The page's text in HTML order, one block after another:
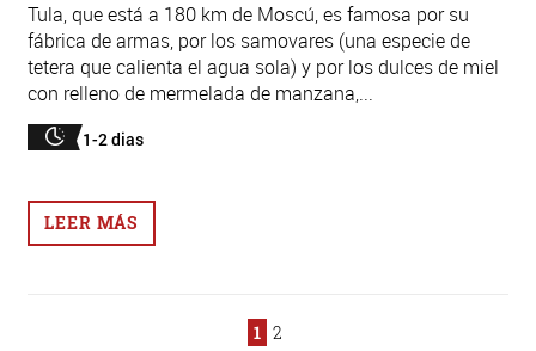
Tula, que está a 180 km de Moscú, es famosa por su
fábrica de armas, por los samovares (una especie de
tetera que calienta el agua sola) y por los dulces de miel
con relleno de mermelada de manzana,...
1-2 dias
LEER MÁS
1 2